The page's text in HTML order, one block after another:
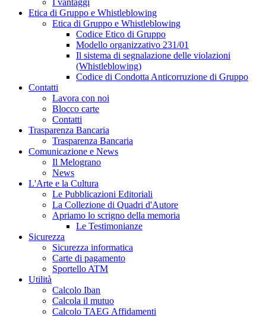
I vantaggi
Etica di Gruppo e Whistleblowing
Etica di Gruppo e Whistleblowing
Codice Etico di Gruppo
Modello organizzativo 231/01
Il sistema di segnalazione delle violazioni
(Whistleblowing)
Codice di Condotta Anticorruzione di Gruppo
Contatti
Lavora con noi
Blocco carte
Contatti
Trasparenza Bancaria
Trasparenza Bancaria
Comunicazione e News
Il Melograno
News
L'Arte e la Cultura
Le Pubblicazioni Editoriali
La Collezione di Quadri d'Autore
Apriamo lo scrigno della memoria
Le Testimonianze
Sicurezza
Sicurezza informatica
Carte di pagamento
Sportello ATM
Utilità
Calcolo Iban
Calcola il mutuo
Calcolo TAEG Affidamenti